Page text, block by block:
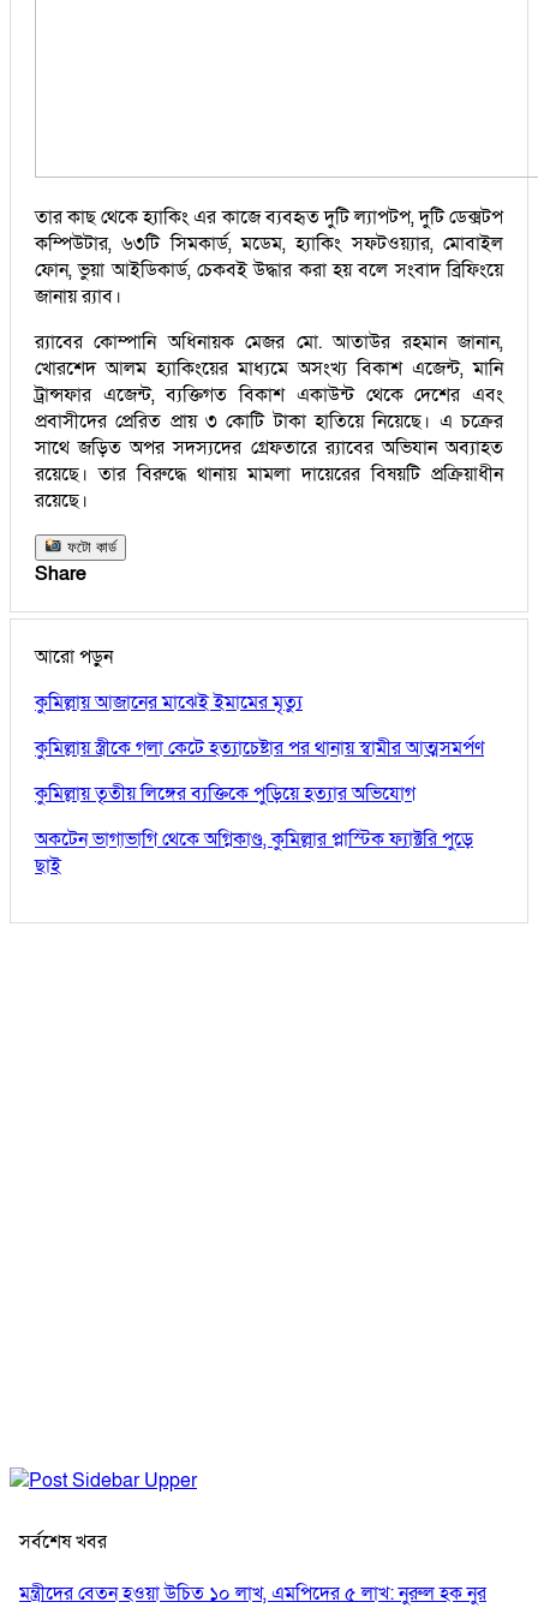
তার কাছ থেকে হ্যাকিং এর কাজে ব্যবহৃত দুটি ল্যাপটপ, দুটি ডেক্সটপ
কম্পিউটার, ৬৩টি সিমকার্ড, মডেম, হ্যাকিং সফটওয়্যার, মোবাইল
ফোন, ভুয়া আইডিকার্ড, চেকবই উদ্ধার করা হয় বলে সংবাদ ব্রিফিংয়ে
জানায় র‌্যাব।
র‌্যাবের কোম্পানি অধিনায়ক মেজর মো. আতাউর রহমান জানান,
খোরশেদ আলম হ্যাকিংয়ের মাধ্যমে অসংখ্য বিকাশ এজেন্ট, মানি
ট্রান্সফার এজেন্ট, ব্যক্তিগত বিকাশ একাউন্ট থেকে দেশের এবং
প্রবাসীদের প্রেরিত প্রায় ৩ কোটি টাকা হাতিয়ে নিয়েছে। এ চক্রের
সাথে জড়িত অপর সদস্যদের গ্রেফতারে র‌্যাবের অভিযান অব্যাহত
রয়েছে। তার বিরুদ্ধে থানায় মামলা দায়েরের বিষয়টি প্রক্রিয়াধীন
রয়েছে।
ফটো কার্ড
Share
আরো পড়ুন
কুমিল্লায় আজানের মাঝেই ইমামের মৃত্যু
কুমিল্লায় স্ত্রীকে গলা কেটে হত্যাচেষ্টার পর থানায় স্বামীর আত্মসমর্পণ
কুমিল্লায় তৃতীয় লিঙ্গের ব্যক্তিকে পুড়িয়ে হত্যার অভিযোগ
অকটেন ভাগাভাগি থেকে অগ্নিকাণ্ড, কুমিল্লার প্লাস্টিক ফ্যাক্টরি পুড়ে
ছাই
সর্বশেষ খবর
মন্ত্রীদের বেতন হওয়া উচিত ১০ লাখ, এমপিদের ৫ লাখ: নুরুল হক নুর